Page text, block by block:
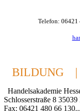
Telefon:
BILDUNG
Handelsakademie
Schlosserstraße 8
Fax: 06421 480 66 130...